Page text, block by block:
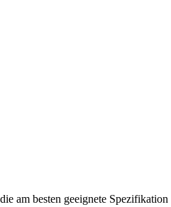
am besten geeignete